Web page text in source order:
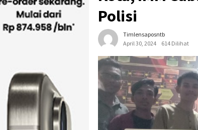
Polisi
Timlensaposntb
April 30, 2024
614 Dilihat